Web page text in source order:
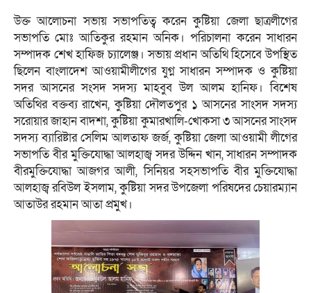
উক্ত আলোচনা সভায় সভাপতিত্ব করেন কুষ্টিয়া জেলা ছাত্রলীগের
সভাপতি মোঃ আতিকুর রহমান অনিক। পরিচালনা করেন সাধারন
সম্পাদক শেখ হাফিজ চ্যালেঞ্জ। সভায় প্রধান অতিথি হিসেবে উপস্থিত
ছিলেন বাংলাদেশ আওয়ামীলীগের যুগ্ন সাধারন সম্পাদক ও কুষ্টিয়া
সদর আসনের সংসদ সদস্য মাহবুব উল আলম হানিফ। বিশেষ
অতিথির বক্তব্য রাখেন, কুষ্টিয়া দৌলতপুর ১ আসনের সাংসদ সদস্য
সরোয়ার জাহান বাদশা, কুষ্টিয়া কুমারখালি-খোকসা ৩ আসনের সাংসদ
সদস্য ব্যারিষ্টার সেলিম আলতাফ জর্জ, কুষ্টিয়া জেলা আওয়ামী লীগের
সভাপতি বীর মুক্তিযোদ্ধা আলহাজ্ব সদর উদ্দিন খান, সাধারন সম্পাদক
বীরমুক্তিযোদ্ধা আজগর আলী, সিনিয়র সহসভাপতি বীর মুক্তিযোদ্ধা
আলহাজ্ব রবিউল ইসলাম, কুষ্টিয়া সদর উপজেলা পরিষদের চেয়ারম্যান
আতাউর রহমান আতা প্রমুখ।